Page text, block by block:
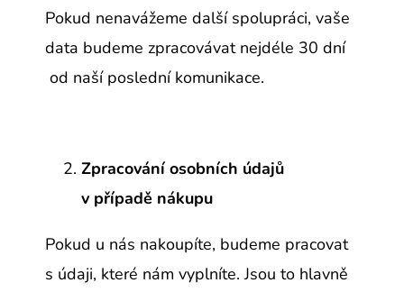
Pokud nenavážeme další spolupráci, vaše
data budeme zpracovávat nejdéle 30 dní
od naší poslední komunikace.
Zpracování osobních údajů
v případě nákupu
Pokud u nás nakoupíte, budeme pracovat
s údaji, které nám vyplníte. Jsou to hlavně